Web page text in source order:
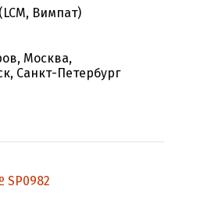
Вимпат)
Москва,
Санкт-Петербург
SP0982